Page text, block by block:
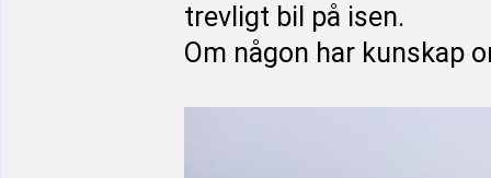
trevligt bil på isen.
Om någon har kunskap